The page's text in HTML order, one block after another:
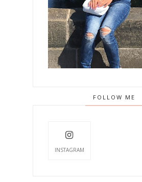
FOLLOW ME
INSTAGRAM